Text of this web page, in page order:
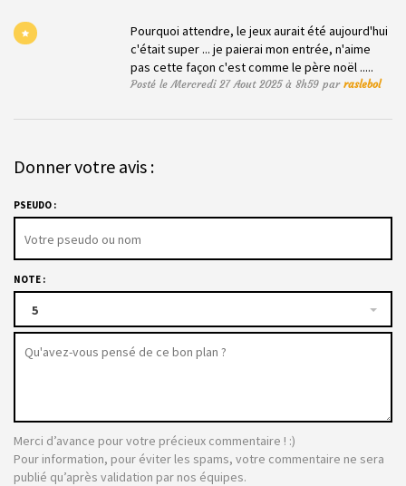
Pourquoi attendre, le jeux aurait été aujourd'hui
c'était super ... je paierai mon entrée, n'aime
pas cette façon c'est comme le père noël .....
Posté le Mercredi 27 Aout 2025 à 8h59 parraslebol
Donner votre avis :
PSEUDO :
NOTE :
5
Merci d’avance pour votre précieux commentaire ! :)
Pour information, pour éviter les spams, votre commentaire ne sera
publié qu’après validation par nos équipes.